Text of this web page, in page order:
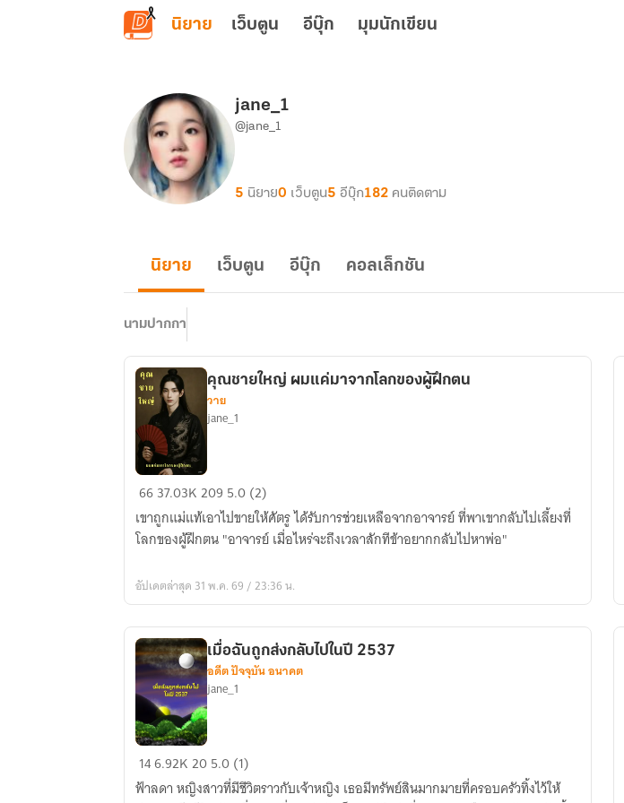
ข้ามไปยังเนื้อหาหลัก
นิยาย เว็บตูน อีบุ๊ก มุมนักเขียน
jane_1
@jane_1
5 นิยาย0 เว็บตูน5 อีบุ๊ก182 คนติดตาม
นิยาย เว็บตูน อีบุ๊ก คอลเล็กชัน
นามปากกา
คุณชาย
ผม
แค่
จาก
ของ
ผู้
ฝึก
ตน
คุณชายใหญ่ ผมแค่มาจากโลกของผู้ฝึกตน
วาย
jane_1
6637.03K209 5.0 (2)
เขาถูกแม่แท้เอาไปขายให้ศัตรู ได้รับการช่วยเหลือจากอาจารย์ ที่พาเขากลับไปเลี้ยงที่
โลกของผู้ฝึกตน "อาจารย์ เมื่อไหร่จะถึงเวลาสักทีข้าอยากกลับไปหาพ่อ"
อัปเดตล่าสุด 31 พ.ค. 69 / 23:36 น.
เมื่อ
ฉัน
เมื่อฉันถูกส่งกลับไปในปี 2537
อดีต ปัจจุบัน อนาคต
jane_1
146.92K205.0 (1)
ฟ้าลดา หญิงสาวที่มีชีวิตราวกับเจ้าหญิง เธอมีทรัพย์สินมากมายที่ครอบครัวทิ้งไว้ให้